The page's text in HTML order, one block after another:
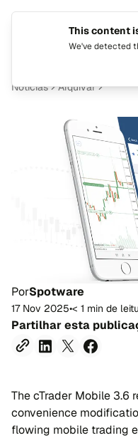
Notícias Arquivar
PorSpotware
17 Nov 2025•< 1 min de
Partilhar esta
The cTrader Mobile 3.6
convenience
flowing mobile trading
This content
We've detected